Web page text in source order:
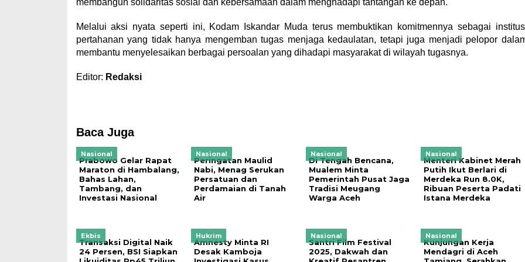
membangun solidaritas sosial dan kebersamaan dalam menghadapi tantangan ke depan.
Melalui aksi nyata seperti ini, Kodam Iskandar Muda terus membuktikan komitmennya sebagai
pertahanan yang tidak hanya mengemban tugas menjaga kedaulatan, tetapi juga menjadi pelopor
membantu menyelesaikan berbagai persoalan yang dihadapi masyarakat di wilayah tugasnya.
Editor: Redaksi
Baca Juga
Nasional
Prabowo Gelar Rapat
Maraton di Hambalang,
Bahas Lahan,
Tambang, dan
Investasi Nasional
Nasional
Peringatan Maulid
Nabi, Menag Serukan
Persatuan dan
Perdamaian di Tanah
Air
Nasional
Di Tengah Bencana,
Mualem Minta
Pemerintah Pusat Jaga
Tradisi Meugang
Warga Aceh
Nasional
Menteri Kabinet Merah
Putih Ikut Berlari di
Merdeka Run 8.0K,
Ribuan Peserta Padati
Istana Merdeka
Ekbis
Transaksi Digital Naik
24 Persen, BSI Siapkan
Hukrim
Amnesty Minta RI
Desak Kamboja
Nasional
Santri Film Festival
2025, Dakwah dan
Nasional
Kunjungan Kerja
Mendagri di Aceh